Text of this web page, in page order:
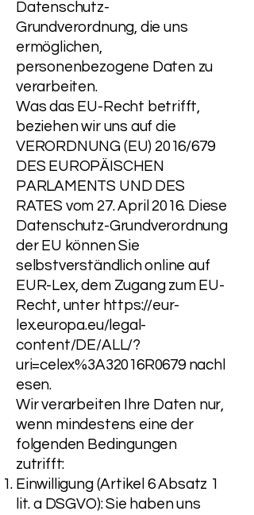
Datenschutz-
Grundverordnung, die uns
ermöglichen,
personenbezogene Daten zu
verarbeiten.
Was das EU-Recht betrifft,
beziehen wir uns auf die
VERORDNUNG (EU) 2016/679
DES EUROPÄISCHEN
PARLAMENTS UND DES
RATES vom 27. April 2016. Diese
Datenschutz-Grundverordnung
der EU können Sie
selbstverständlich online auf
EUR-Lex, dem Zugang zum EU-
Recht, unter https://eur-
lex.europa.eu/legal-
content/DE/ALL/?
uri=celex%3A32016R0679nachl
esen.
Wir verarbeiten Ihre Daten nur,
wenn mindestens eine der
folgenden Bedingungen
zutrifft:
Einwilligung (Artikel 6 Absatz 1
lit. a DSGVO): Sie haben uns